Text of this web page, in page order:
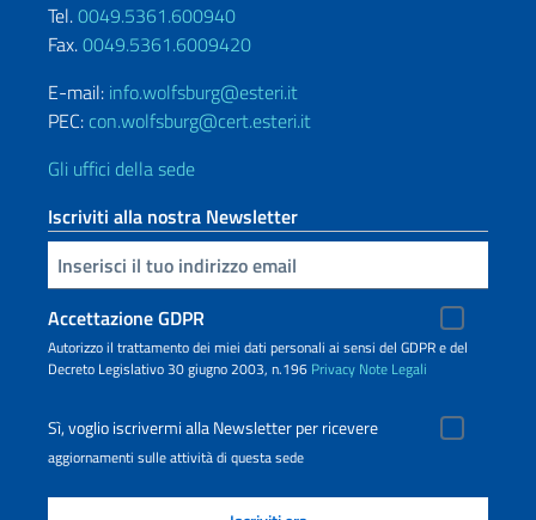
Tel.0049.5361.600940
Fax.0049.5361.6009420
E-mail: info.wolfsburg@esteri.it
PEC: con.wolfsburg@cert.esteri.it
Gli uffici della sede
Iscriviti alla nostra Newsletter
Inserisci la tua email
Accettazione GDPR
Autorizzo il trattamento dei miei dati personali ai sensi del GDPR e del
Decreto Legislativo 30 giugno 2003, n.196 Privacy Note Legali
Sì, voglio iscrivermi alla Newsletter per ricevere
aggiornamenti sulle attività di questa sede